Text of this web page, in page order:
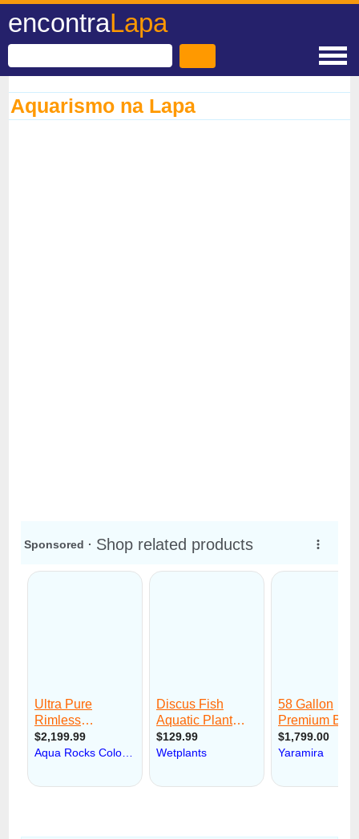
encontraLapa
Aquarismo na Lapa